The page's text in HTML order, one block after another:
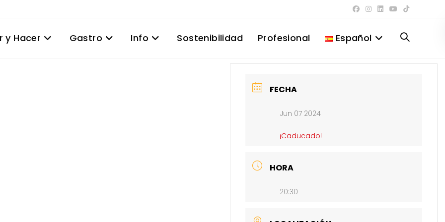
y Hacer Gastro Info Sostenibilidad Profesional Español Alternar
FECHA
Jun 07 2024
¡Caducado!
HORA
20:30